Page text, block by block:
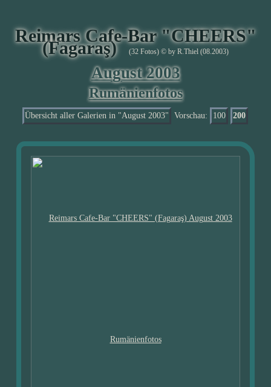
Reimars Cafe-Bar "CHEERS"
(Fagaraş) (32 Fotos) © by R.Thiel (08.2003)
August 2003
Rumänienfotos
Übersicht aller Galerien in "August 2003" Vorschau: 100 200